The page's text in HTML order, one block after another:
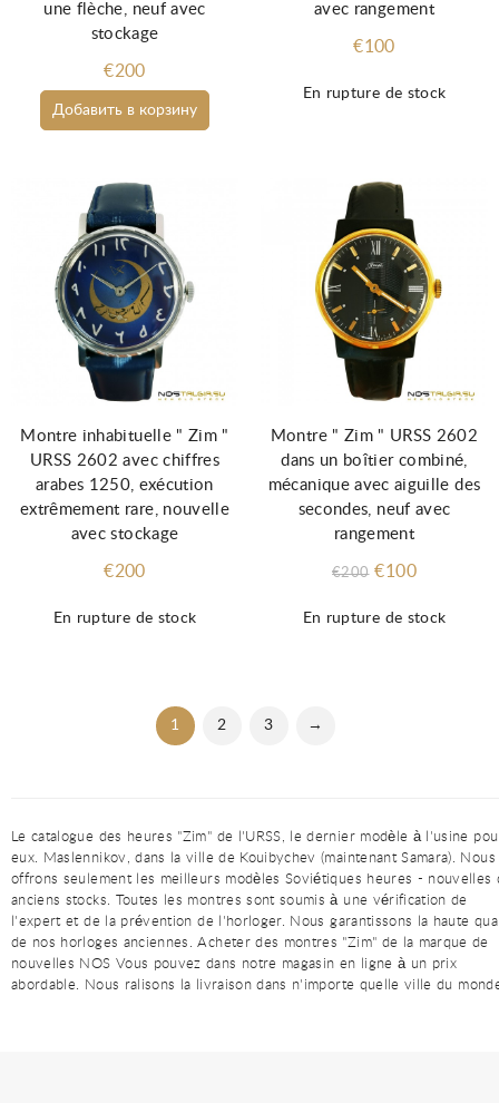
Добавить в корзину
une flèche, neuf avec
stockage
€200
En rupture de stock
avec rangement
€100
En rupture de stock
Montre inhabituelle " Zim "
URSS 2602 avec chiffres
arabes 1250, exécution
extrêmement rare, nouvelle
avec stockage
€200
En rupture de stock
Montre " Zim " URSS 2602
dans un boîtier combiné,
mécanique avec aiguille des
secondes, neuf avec
rangement
€200 €100
1 2 3 →
Le catalogue des heures "Zim" de l'URSS, le dernier modèle à l'usine
eux. Maslennikov, dans la ville de Kouibychev (maintenant Samara). Nous
offrons seulement les meilleurs modèles Soviétiques heures - nouvelles
anciens stocks. Toutes les montres sont soumis à une vérification de
l'expert et de la prévention de l'horloger. Nous garantissons la haute
de nos horloges anciennes. Acheter des montres "Zim" de la marque de
nouvelles NOS Vous pouvez dans notre magasin en ligne à un prix
abordable. Nous ralisons la livraison dans n'importe quelle ville du